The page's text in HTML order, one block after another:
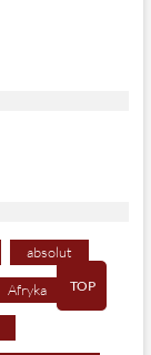
absolut
Afryka TOP